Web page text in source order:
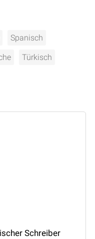
Spanisch
Türkisch
Schreiber